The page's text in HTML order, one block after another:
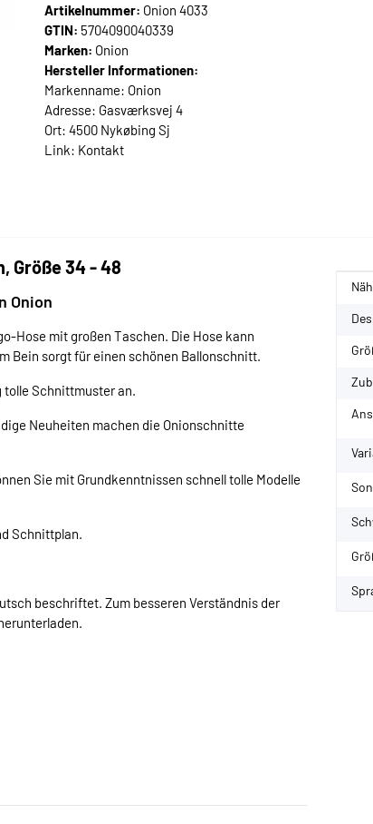
Artikelnummer: Onion 4033
GTIN: 5704090040339
Marken: Onion
Hersteller Informationen:
Markenname: Onion
Adresse: Gasværksvej 4
Ort: 4500 Nykøbing Sj
Link: Kontakt
Größe 34 - 48
Onion
Hose mit großen Taschen. Die Hose kann
Bein sorgt für einen schönen Ballonschnitt.
tolle Schnittmuster an.
Neuheiten machen die Onionschnitte
Sie mit Grundkenntnissen schnell tolle Modelle
Schnittplan.
beschriftet. Zum besseren Verständnis der